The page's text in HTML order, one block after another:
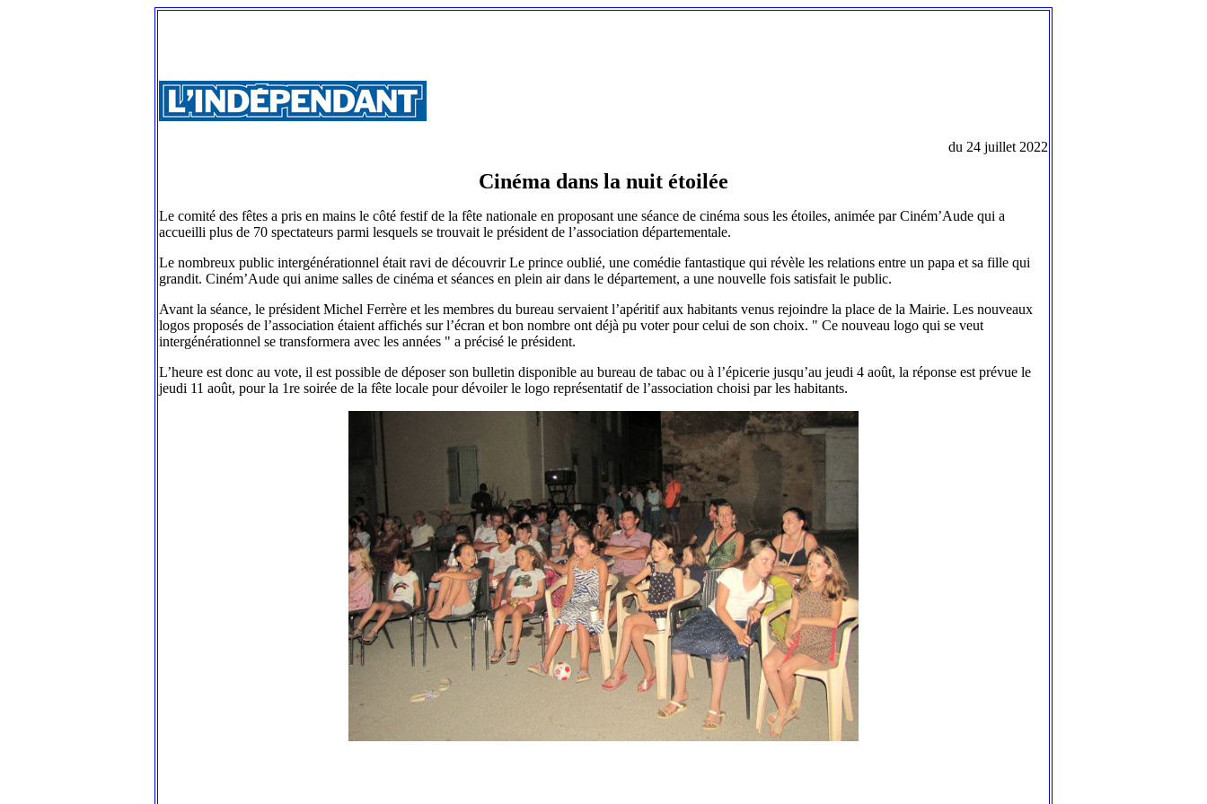
du 24 juillet 2022
Cinéma dans la nuit étoilée
Le comité des fêtes a pris en mains le côté festif de la fête nationale en proposant une séance de cinéma sous les étoiles, animée par Ciném’Aude qui a
accueilli plus de 70 spectateurs parmi lesquels se trouvait le président de l’association départementale.
Le nombreux public intergénérationnel était ravi de découvrir Le prince oublié, une comédie fantastique qui révèle les relations entre un papa et sa fille qui
grandit. Ciném’Aude qui anime salles de cinéma et séances en plein air dans le département, a une nouvelle fois satisfait le public.
Avant la séance, le président Michel Ferrère et les membres du bureau servaient l’apéritif aux habitants venus rejoindre la place de la Mairie. Les nouveaux
logos proposés de l’association étaient affichés sur l’écran et bon nombre ont déjà pu voter pour celui de son choix. " Ce nouveau logo qui se veut
intergénérationnel se transformera avec les années " a précisé le président.
L’heure est donc au vote, il est possible de déposer son bulletin disponible au bureau de tabac ou à l’épicerie jusqu’au jeudi 4 août, la réponse est prévue le
jeudi 11 août, pour la 1re soirée de la fête locale pour dévoiler le logo représentatif de l’association choisi par les habitants.